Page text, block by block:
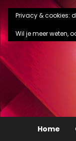
Ga
naar
de
inhoud
Home
Privacy & cookies:
Wil je meer weten,